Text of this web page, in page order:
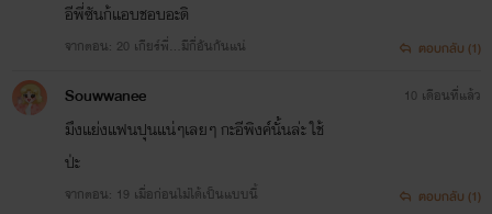
แนว:รักโรแมนติก อีโรติก 20+
อีพี่ซันก้แอบชอบอะดิ
จากตอน: 20 เกียร์พี่…มีกี่อันกันแน่ ตอบกลับ (1)
Souwwanee
มึงแย่งแฟนปุนแน่ๆเลยๆ กะอีพิงค์นั้นล่ะ ใช้
ป่ะ
จากตอน: 19 เมื่อก่อนไม่ได้เป็นแบบนี้
10 เดือนที่แล้ว
ตอบกลับ (1)